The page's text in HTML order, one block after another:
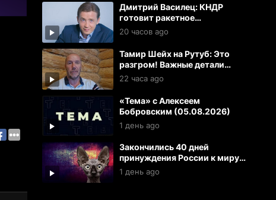
Дмитрий Василец: КНДР
готовит ракетное
подразделение в РФ для
ударов по Украине и ЕС
20 часов ago
Тамир Шейх на Рутуб: Это
разгром! Важные детали
прилетов в Киеве
22 часа ago
«Тема» с Алексеем
Бобровским (05.08.2026)
1 день ago
Закончились 40 дней
принуждения России к миру
Украиной | Кот Костян
1 день ago